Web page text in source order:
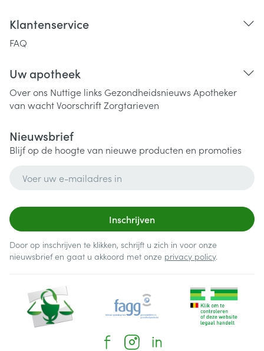
Klantenservice
FAQ
Uw apotheek
Over ons Nuttige links Gezondheidsnieuws Apotheker
van wachtVoorschriftZorgtarieven
Nieuwsbrief
Blijf op de hoogte van nieuwe producten en promoties
Inschrijven
Door op inschrijven te klikken, schrijft u zich in voor onze
nieuwsbrief en gaat u akkoord met onze privacy policy.